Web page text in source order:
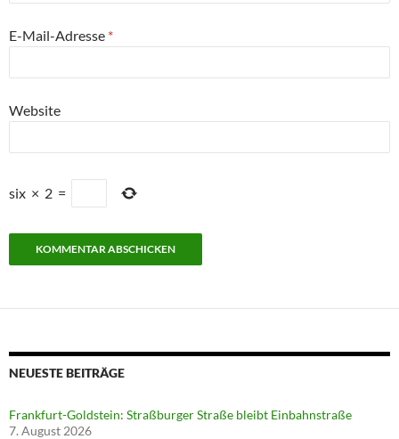
E-Mail-Adresse *
Website
six × 2 =
NEUESTE BEITRÄGE
Frankfurt-Goldstein: Straßburger Straße bleibt Einbahnstraße
7. August 2026